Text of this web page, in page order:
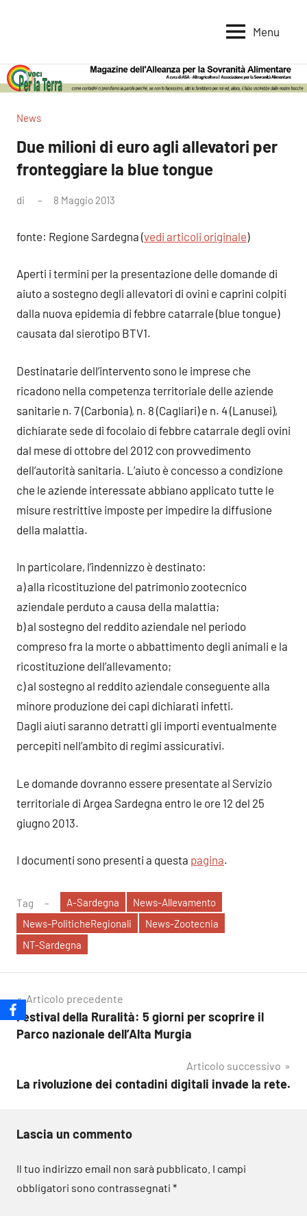
per
la
Terra
per
la
Alimentare
Menu
News
Due milioni di euro agli allevatori per
fronteggiare la blue tongue
di 8 Maggio 2013
fonte: Regione Sardegna (vedi articoli originale)
Aperti i termini per la presentazione delle domande di
aiuto a sostegno degli allevatori di ovini e caprini colpiti
dalla nuova epidemia di febbre catarrale (blue tongue)
causata dal sierotipo BTV1.
Destinatarie dell’intervento sono le imprese che
ricadono nella competenza territoriale delle aziende
sanitarie n. 7 (Carbonia), n. 8 (Cagliari) e n. 4 (Lanusei),
dichiarate sede di focolaio di febbre catarrale degli ovini
dal mese di ottobre del 2012 con provvedimento
dell’autorità sanitaria. L’aiuto è concesso a condizione
che le aziende interessate abbiano applicato tutte le
misure restrittive imposte per impedire la diffusione
della malattia.
In particolare, l’indennizzo è destinato:
a) alla ricostituzione del patrimonio zootecnico
aziendale perduto a causa della malattia;
b) al sostegno del reddito aziendale nel periodo
compreso fra la morte o abbattimento degli animali e la
ricostituzione dell’allevamento;
c) al sostegno al reddito aziendale conseguente alla
minore produzione dei capi dichiarati infetti.
Dagli aiuti saranno detratti gli importi eventualmente
percepiti nell’ambito di regimi assicurativi.
Le domande dovranno essere presentate al Servizio
territoriale di Argea Sardegna entro le ore 12 del 25
giugno 2013.
I documenti sono presenti a questa pagina.
Tag A-Sardegna
News-Allevamento
News-PoliticheRegionali
News-Zootecnia
NT-Sardegna
Navigazione
articoli
Articolo precedente
Festival della Ruralità: 5 giorni per scoprire il
Parco nazionale dell’Alta Murgia
Articolo successivo
La rivoluzione dei contadini digitali invade la rete.
Lascia un commento
Il tuo indirizzo email non sarà pubblicato. I campi
obbligatori sono contrassegnati *